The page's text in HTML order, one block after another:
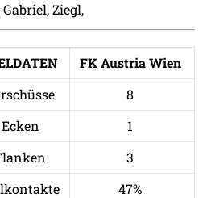
Ziegl,
FK Austria Wien
8
Ecken
1
3
47%